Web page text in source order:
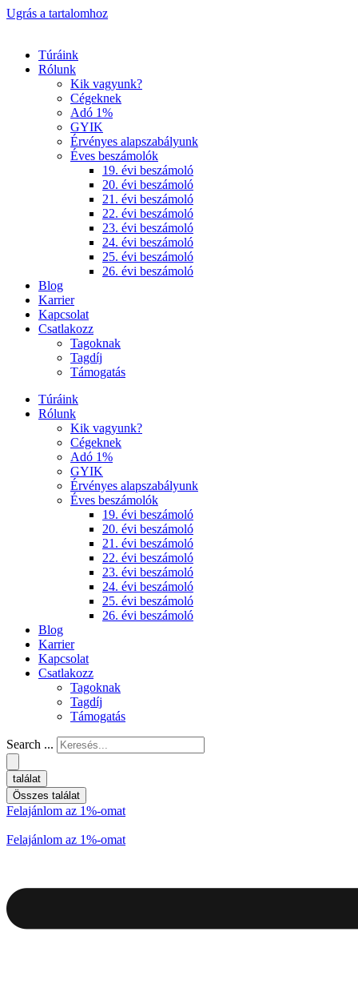
Ugrás a tartalomhoz
Túráink
Rólunk
Kik vagyunk?
Cégeknek
Adó 1%
GYIK
Érvényes alapszabályunk
Éves beszámolók
19. évi beszámoló
20. évi beszámoló
21. évi beszámoló
22. évi beszámoló
23. évi beszámoló
24. évi beszámoló
25. évi beszámoló
26. évi beszámoló
Blog
Karrier
Kapcsolat
Csatlakozz
Tagoknak
Tagdíj
Támogatás
Túráink
Rólunk
Kik vagyunk?
Cégeknek
Adó 1%
GYIK
Érvényes alapszabályunk
Éves beszámolók
19. évi beszámoló
20. évi beszámoló
21. évi beszámoló
22. évi beszámoló
23. évi beszámoló
24. évi beszámoló
25. évi beszámoló
26. évi beszámoló
Blog
Karrier
Kapcsolat
Csatlakozz
Tagoknak
Tagdíj
Támogatás
Search ...
találat
Összes találat
Felajánlom az 1%-omat
Felajánlom az 1%-omat